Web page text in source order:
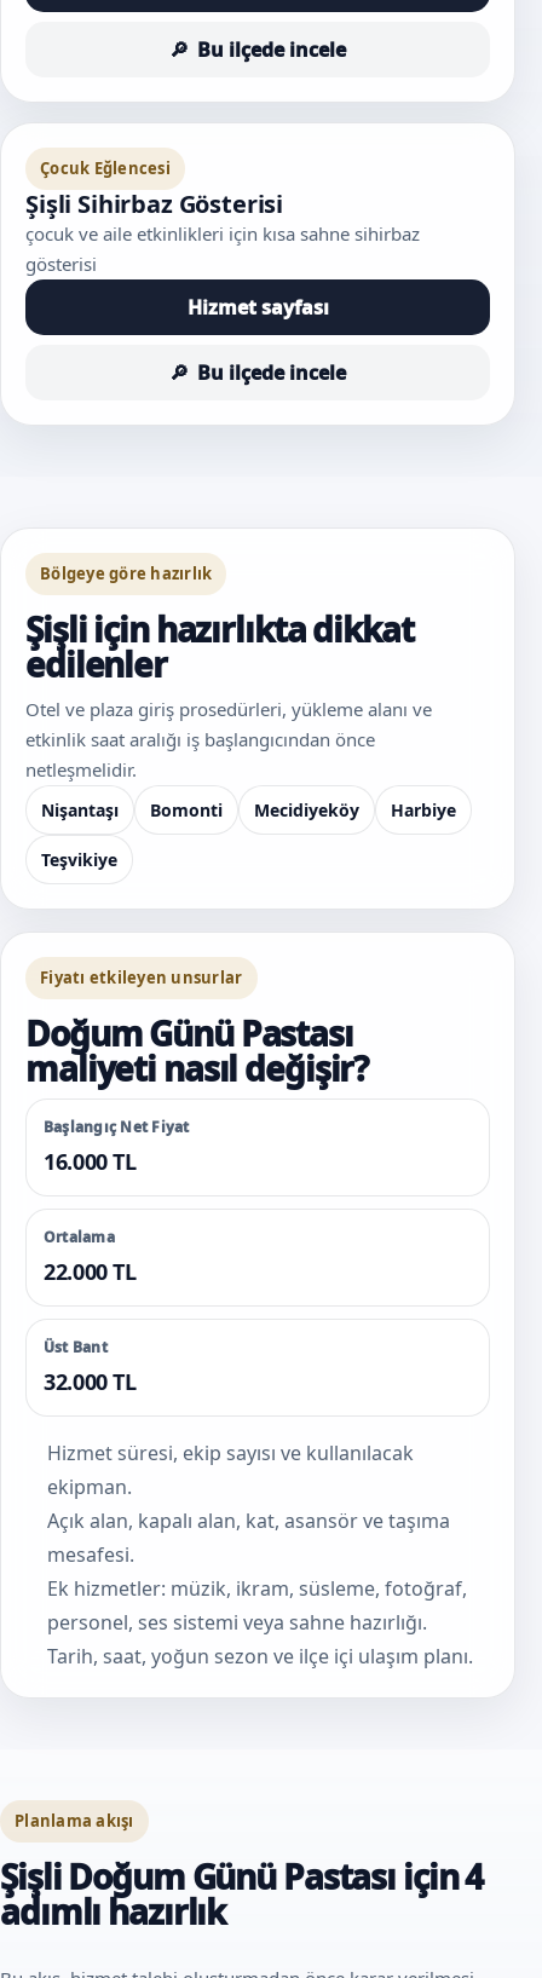
Bu ilçede incele
Çocuk Eğlencesi
Şişli Sihirbaz Gösterisi
çocuk ve aile etkinlikleri için kısa sahne sihirbaz
gösterisi
Hizmet sayfası
Bu ilçede incele
Bölgeye göre hazırlık
Şişli için hazırlıkta dikkat
edilenler
Otel ve plaza giriş prosedürleri, yükleme alanı ve
etkinlik saat aralığı iş başlangıcından önce
netleşmelidir.
Nişantaşı Bomonti Mecidiyeköy Harbiye
Teşvikiye
Fiyatı etkileyen unsurlar
Doğum Günü Pastası
maliyeti nasıl değişir?
Başlangıç Net Fiyat
16.000 TL
Ortalama
22.000 TL
Üst Bant
32.000 TL
Hizmet süresi, ekip sayısı ve kullanılacak
ekipman.
Açık alan, kapalı alan, kat, asansör ve taşıma
mesafesi.
Ek hizmetler: müzik, ikram, süsleme, fotoğraf,
personel, ses sistemi veya sahne hazırlığı.
Tarih, saat, yoğun sezon ve ilçe içi ulaşım planı.
Planlama akışı
Şişli Doğum Günü Pastası için 4
adımlı hazırlık